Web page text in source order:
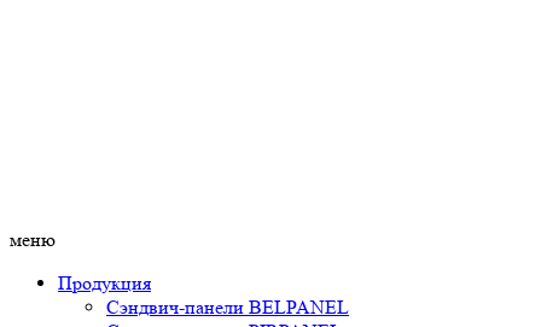
меню
Продукция
Сэндвич-панели BELPANEL